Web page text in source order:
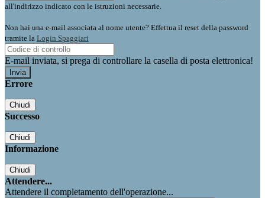
all'indirizzo indicato con le istruzioni necessarie.
Non hai una e-mail associata al nome utente? Effettua il reset della password
tramite la Login Spaggiari
E-mail inviata, si prega di controllare la casella di posta elettronica!
Errore
Chiudi
Successo
Chiudi
Informazione
Chiudi
Attendere...
Attendere il completamento dell'operazione...